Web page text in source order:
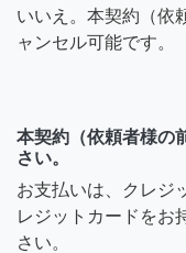
いいえ。本契約（依
ャンセル可能です。
本契約（依頼者様の
さい。
お支払いは、クレジ
レジットカードをお
さい。